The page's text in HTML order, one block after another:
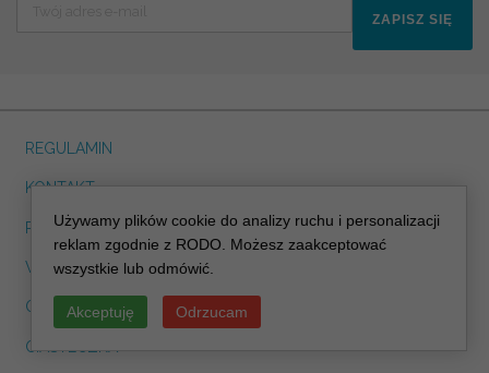
ZAPISZ SIĘ
REGULAMIN
KONTAKT
POLITYKA PRYWATNOSCI RODO
WYSYŁKA I ODBIÓR OSOBISTY
O NAS
CIASTECZKA
Używamy plików cookie do analizy ruchu i personalizacji
reklam zgodnie z RODO. Możesz zaakceptować
wszystkie lub odmówić.
Akceptuję Odrzucam